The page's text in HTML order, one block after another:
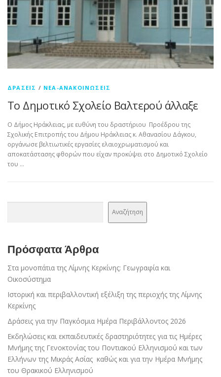
ΔΡΆΣΕΙΣ / ΝΈΑ-ΑΝΑΚΟΙΝΏΣΕΙΣ
Το Δημοτικό Σχολείο Βαλτερού άλλαξε
Ο Δήμος Ηράκλειας, με ευθύνη του δραστήριου Προέδρου της
Σχολικής Επιτροπής του Δήμου Ηράκλειας κ. Αθανασίου Δάγκου,
οργάνωσε βελτιωτικές εργασίες ελαιοχρωματισμού και
αποκατάστασης φθορών που είχαν προκύψει στο Δημοτικό Σχολείο
του …
Αναζήτηση
Πρόσφατα Άρθρα
Στα μονοπάτια της Λίμνης Κερκίνης: Γεωγραφία και
Οικοσύστημα
Ιστορική και περιβαλλοντική εξέλιξη της περιοχής της Λίμνης
Κερκίνης
Δράσεις για την Παγκόσμια Ημέρα Περιβάλλοντος 2026
Εκδηλώσεις και εκπαιδευτικές δραστηριότητες για τις Ημέρες
Μνήμης της Γενοκτονίας του Ποντιακού Ελληνισμού και των
Ελλήνων της Μικράς Ασίας καθώς και για την Ημέρα Μνήμης
του Θρακικού Ελληνισμού